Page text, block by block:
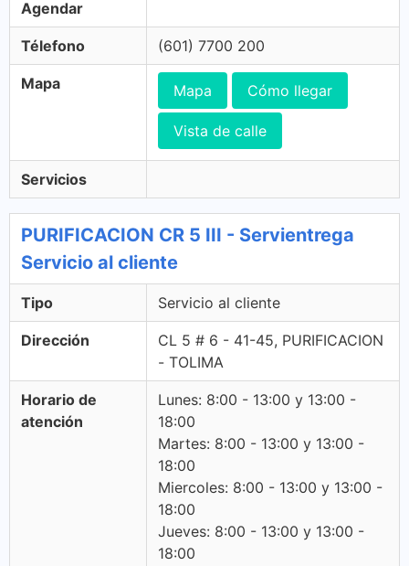
Agendar
Télefono (601) 7700 200
Mapa Mapa Cómo llegar
Vista de calle
Servicios
PURIFICACION CR 5 III - Servientrega
Servicio al cliente
Tipo Servicio al cliente
Dirección
CL 5 # 6 - 41-45, PURIFICACION
- TOLIMA
Horario de
atención
Lunes: 8:00 - 13:00 y 13:00 -
18:00
Martes: 8:00 - 13:00 y 13:00 -
18:00
Miercoles: 8:00 - 13:00 y 13:00 -
18:00
Jueves: 8:00 - 13:00 y 13:00 -
18:00